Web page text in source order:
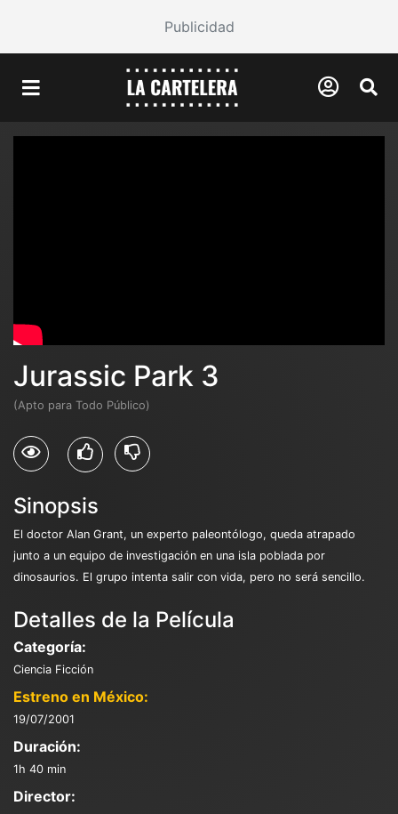
Publicidad
Jurassic Park 3
(Apto para Todo Público)
Sinopsis
El doctor Alan Grant, un experto paleontólogo, queda atrapado
junto a un equipo de investigación en una isla poblada por
dinosaurios. El grupo intenta salir con vida, pero no será sencillo.
Detalles de la Película
Categoría:
Ciencia Ficción
Estreno en México:
19/07/2001
Duración:
1h 40 min
Director: